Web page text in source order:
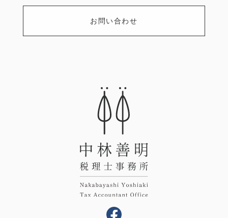
お問い合わせ